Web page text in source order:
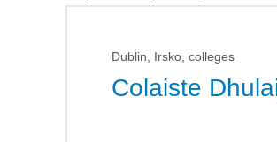
Dublin, Irsko, colleges
Colaiste